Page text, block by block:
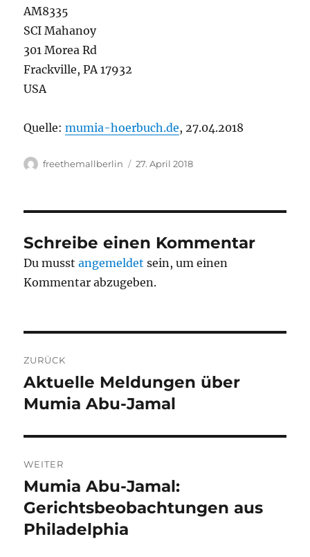
AM8335
SCI Mahanoy
301 Morea Rd
Frackville, PA 17932
USA
Quelle:mumia-hoerbuch.de, 27.04.2018
Autor
freethemallberlin
Veröffentlicht
27. April 2018
Schreibe einen Kommentar
Du musstangemeldet sein, um einen
Kommentar abzugeben.
ZURÜCK
Vorheriger
Beitrag:
Aktuelle Meldungen über
Mumia Abu-Jamal
WEITER
Nächster
Beitrag:
Mumia Abu-Jamal:
Gerichtsbeobachtungen aus
Philadelphia